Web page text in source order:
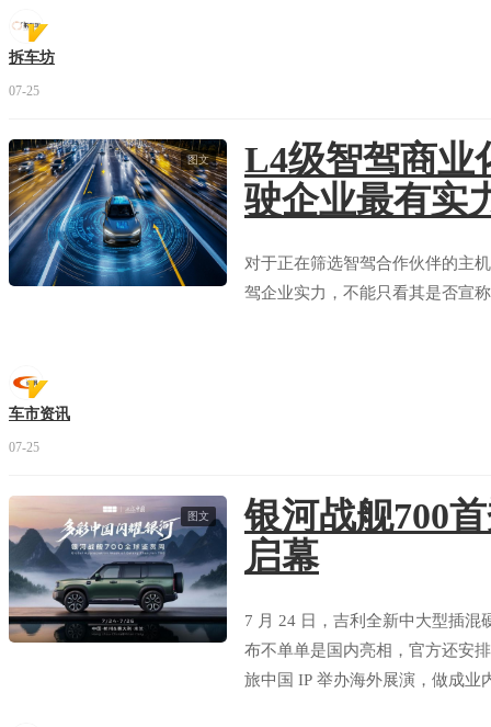
拆车坊
07-25
图文
L4级智驾商业
驶企业最有实
对于正在筛选智驾合作伙伴的主
驾企业实力，不能只看其是否宣
车市资讯
07-25
图文
银河战舰700
启幕
7 月 24 日，吉利全新中大型插混
布不单单是国内亮相，官方还安
旅中国 IP 举办海外展演，做成业